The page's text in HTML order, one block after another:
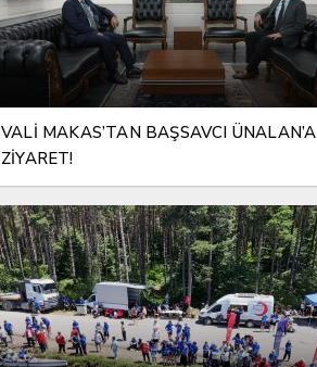
VALİ MAKAS’TAN BAŞSAVCI ÜNALAN’A
ZİYARET!